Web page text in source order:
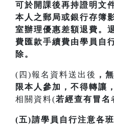
可於開課後再持證明文
本人之郵局或銀行存簿
室辦理優惠差額退費。
費匯款手續費由學員自
除。
(四)報名資料送出後 ，
限本人參加，不得轉讓，
相關資料(若經查有冒名
(五)請學員自行注意各